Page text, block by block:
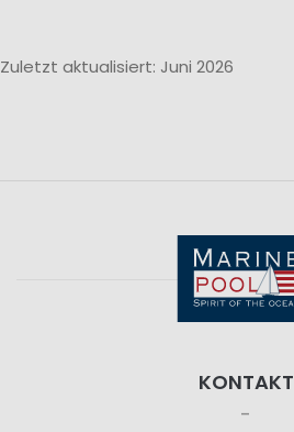
Zuletzt aktualisiert: Juni 2026
KONTAKT